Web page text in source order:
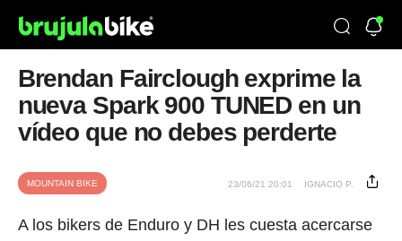
Brendan Fairclough exprime la
nueva Spark 900 TUNED en un
vídeo que no debes perderte
MOUNTAIN BIKE 23/06/21 20:01 IGNACIO P.
A los bikers de Enduro y DH les cuesta acercarse